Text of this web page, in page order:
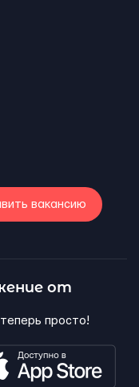
вакансию
от
просто!